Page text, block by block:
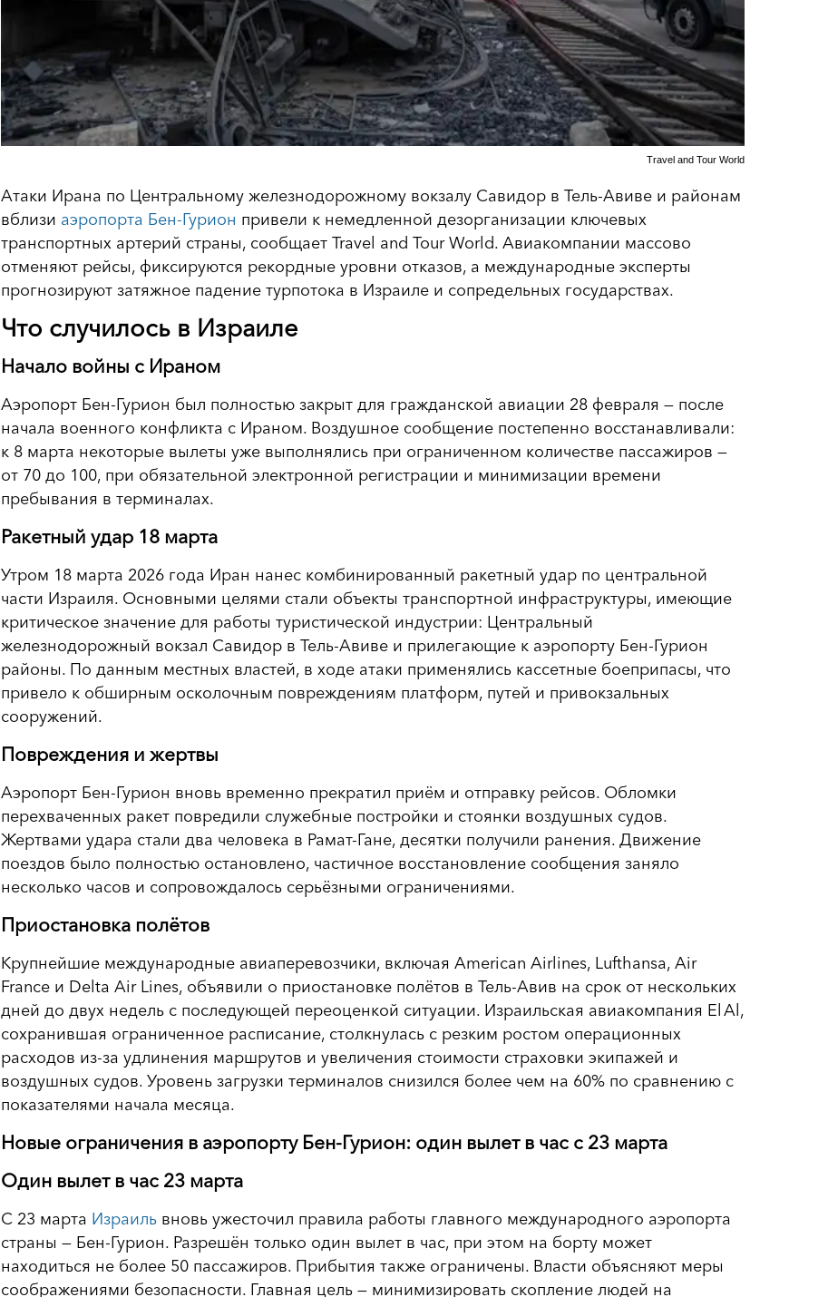
Travel and Tour World
Атаки Ирана по Центральному железнодорожному вокзалу Савидор в Тель-Авиве и районам
вблизи аэропорта Бен-Гурион привели к немедленной дезорганизации ключевых
транспортных артерий страны, сообщает Travel and Tour World. Авиакомпании массово
отменяют рейсы, фиксируются рекордные уровни отказов, а международные эксперты
прогнозируют затяжное падение турпотока в Израиле и сопредельных государствах.
Что случилось в Израиле
Начало войны с Ираном
Аэропорт Бен-Гурион был полностью закрыт для гражданской авиации 28 февраля — после
начала военного конфликта с Ираном. Воздушное сообщение постепенно восстанавливали:
к 8 марта некоторые вылеты уже выполнялись при ограниченном количестве пассажиров —
от 70 до 100, при обязательной электронной регистрации и минимизации времени
пребывания в терминалах.
Ракетный удар 18 марта
Утром 18 марта 2026 года Иран нанес комбинированный ракетный удар по центральной
части Израиля. Основными целями стали объекты транспортной инфраструктуры, имеющие
критическое значение для работы туристической индустрии: Центральный
железнодорожный вокзал Савидор в Тель-Авиве и прилегающие к аэропорту Бен-Гурион
районы. По данным местных властей, в ходе атаки применялись кассетные боеприпасы, что
привело к обширным осколочным повреждениям платформ, путей и привокзальных
сооружений.
Повреждения и жертвы
Аэропорт Бен-Гурион вновь временно прекратил приём и отправку рейсов. Обломки
перехваченных ракет повредили служебные постройки и стоянки воздушных судов.
Жертвами удара стали два человека в Рамат-Гане, десятки получили ранения. Движение
поездов было полностью остановлено, частичное восстановление сообщения заняло
несколько часов и сопровождалось серьёзными ограничениями.
Приостановка полётов
Крупнейшие международные авиаперевозчики, включая American Airlines, Lufthansa, Air
France и Delta Air Lines, объявили о приостановке полётов в Тель-Авив на срок от нескольких
дней до двух недель с последующей переоценкой ситуации. Израильская авиакомпания El Al,
сохранившая ограниченное расписание, столкнулась с резким ростом операционных
расходов из-за удлинения маршрутов и увеличения стоимости страховки экипажей и
воздушных судов. Уровень загрузки терминалов снизился более чем на 60% по сравнению с
показателями начала месяца.
Новые ограничения в аэропорту Бен-Гурион: один вылет в час с 23 марта
Один вылет в час 23 марта
С 23 марта Израиль вновь ужесточил правила работы главного международного аэропорта
страны — Бен-Гурион. Разрешён только один вылет в час, при этом на борту может
находиться не более 50 пассажиров. Прибытия также ограничены. Власти объясняют меры
соображениями безопасности. Главная цель — минимизировать скопление людей на